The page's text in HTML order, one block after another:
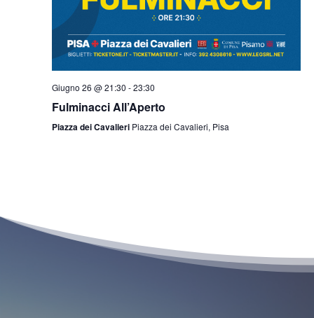
Giugno 26 @ 21:30 -23:30
Fulminacci All’Aperto
Piazza dei Cavalieri Piazza dei Cavalieri, Pisa